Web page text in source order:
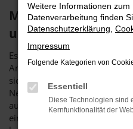
Mit der Kia
unterwegs in
Es gibt Schnäppchen und es
Angebote. Bei einer Kia
sich um die perfekte
Neuwagen zum Preis eines
auf der Suche nach dem
einer Kia Sportage
Weitere Informationen zum
Datenverarbeitung finden
Datenschutzerklärung
Impressum
Folgende Kategorien von
Essentiell
Diese Technologien sind
Kernfunktionalität der